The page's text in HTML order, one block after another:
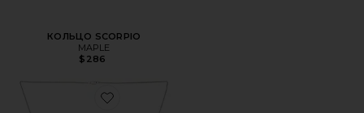
КОЛЬЦО SCORPIO
MAPLE
$286
Favorite ОЖЕРЕЛЬЕ THIRD